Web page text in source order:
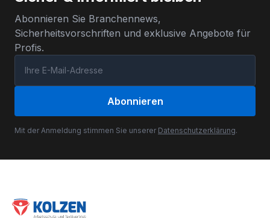
Abonnieren Sie Branchennews,
Sicherheitsvorschriften und exklusive Angebote für
Profis.
Abonnieren
Mit der Anmeldung stimmen Sie unserer Datenschutzerklärung.